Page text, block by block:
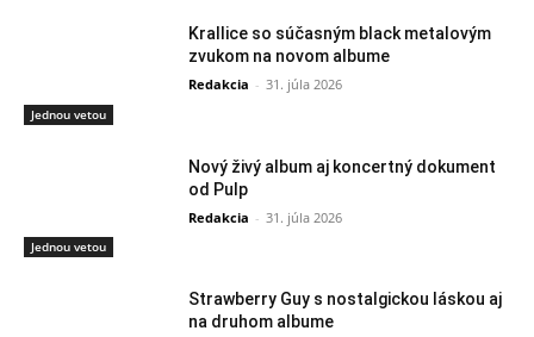
Jednou vetou
Krallice so súčasným black metalovým
zvukom na novom albume
Redakcia - 31. júla 2026
Jednou vetou
Nový živý album aj koncertný dokument
od Pulp
Redakcia - 31. júla 2026
Strawberry Guy s nostalgickou láskou aj
na druhom albume